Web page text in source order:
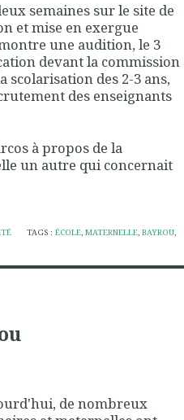
semaines sur le site de
et mise en exergue
une audition, le 3
devant la commission
scolarisation des 2-3 ans,
des enseignants
à propos de la
un autre qui concernait
TAGS :ÉCOLE ,MATERNELLE ,BAYROU
de nombreux